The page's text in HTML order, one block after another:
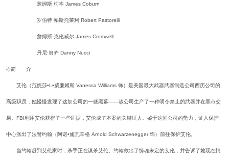
詹姆斯·柯本 James Coburn
罗伯特·帕斯托莱利 Robert Pastorelli
詹姆斯·克伦威尔 James Cromwell
丹尼·努齐 Danny Nucci
◎简 介
艾伦（范妮莎•L•威廉姆斯 Vanessa Williams 饰）是美国最大武器武器制造公司西历公司的
高级职员，她慢慢发现了这加公司的一些黑幕――该公司生产了一种明令禁止的武器并在黑市交
易。FBI利用艾伦获得了一些证据，艾伦成了本案的关键证人。鉴于这间公司的势力，证人保护
中心派出了法警约翰（阿诺•施瓦辛格 Arnold Schwarzenegger 饰）前往保护艾伦。
当约翰赶到艾伦家时，杀手正在谋杀艾伦。约翰救出了惊魂未定的艾伦，并告诉了她现在情